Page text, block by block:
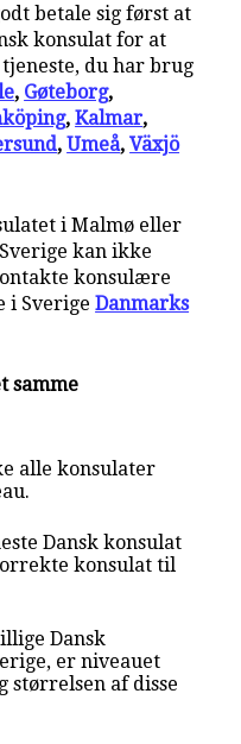
betale sig først at
konsulat for at
du har brug
, Gøteborg,
,Kalmar,
,Umeå,Växjö
i Malmø eller
kan ikke
konsulære
i Sverige Danmarks
samme
alle konsulater
Dansk konsulat
konsulat til
Dansk
er niveauet
størrelsen af disse